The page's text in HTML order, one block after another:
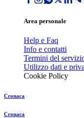
Area personale
Help e Faq
Info e contatti
Termini del
Utilizzo dati e
Cookie Policy
Cronaca
Cronaca